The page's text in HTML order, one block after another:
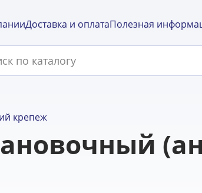
Доставка и оплатаПолезная
крепеж